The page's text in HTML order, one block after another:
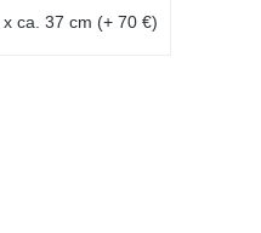
ca. 37 cm (+ 70 €)